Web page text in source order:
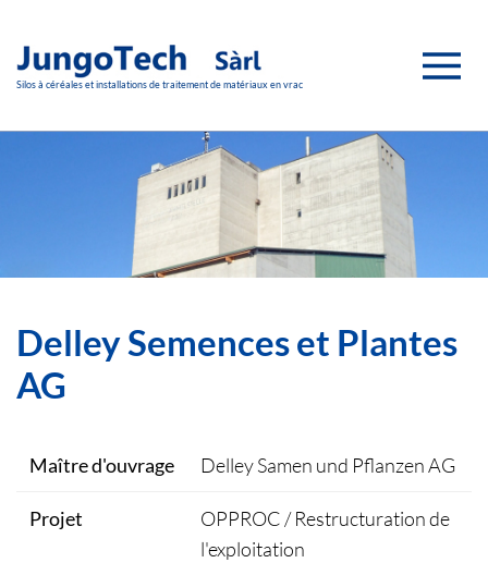
Accéder au contenu principal
Silos à céréales et installations de traitement de matériaux en vrac
Delley Semences et Plantes
AG
Maître d'ouvrage Delley Samen und Pflanzen AG
Projet
OPPROC / Restructuration de
l'exploitation